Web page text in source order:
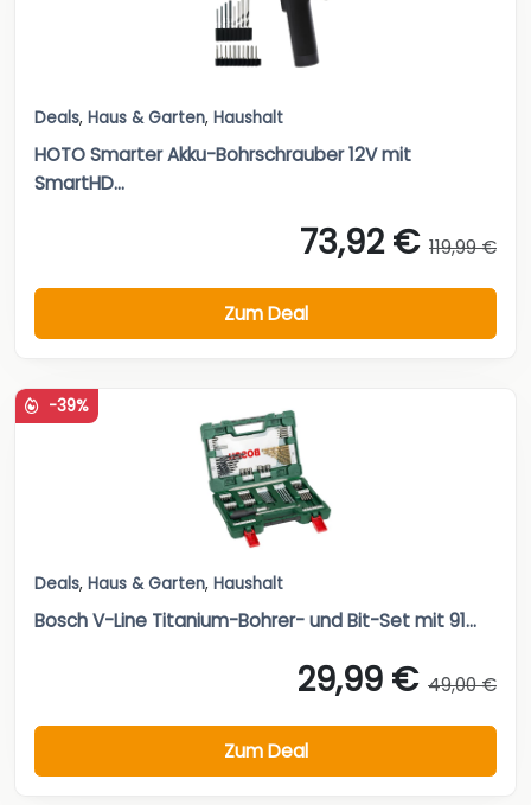
Deals, Haus & Garten, Haushalt
HOTO Smarter Akku-Bohrschrauber 12V mit
SmartHD...
73,92 € 119,99 €
Zum Deal
-39%
Deals, Haus & Garten, Haushalt
Bosch V-Line Titanium-Bohrer- und Bit-Set mit 91...
29,99 € 49,00 €
Zum Deal